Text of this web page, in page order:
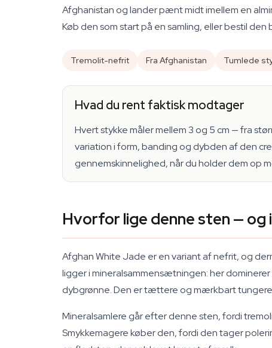
Afghanistan og lander pænt midt imellem en
Køb den som start på en samling, eller bestil den
Tremolit-nefrit Fra Afghanistan Tumlede
Hvad du rent faktisk modtager
Hvert stykke måler mellem 3 og 5 cm — fra
variation i form, banding og dybden af den
gennemskinnelighed, når du holder dem op
Hvorfor lige denne sten — og
Afghan White Jade er en variant af nefrit, og
ligger i mineralsammensætningen: her
dybgrønne. Den er tættere og mærkbart tungere
Mineralsamlere går efter denne sten, fordi
Smykkemagere køber den, fordi den tager